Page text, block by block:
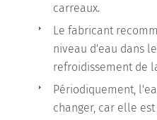
carreaux.
Le fabricant
niveau d'eau dans
refroidissement de
Périodiquement,
changer, car elle